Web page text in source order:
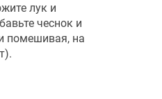
лук и
чеснок и
помешивая, на